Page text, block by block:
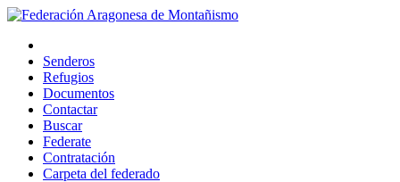
Senderos
Refugios
Documentos
Contactar
Buscar
Federate
Contratación
Carpeta del federado